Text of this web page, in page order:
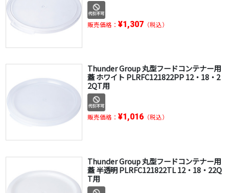
販売価格： ¥1,307（税込）
Thunder Group 丸型フードコンテナー用
蓋 ホワイト PLRFC121822PP 12・18・2
2QT用
販売価格： ¥1,016（税込）
Thunder Group 丸型フードコンテナー用
蓋 半透明 PLRFC121822TL 12・18・22Q
T用